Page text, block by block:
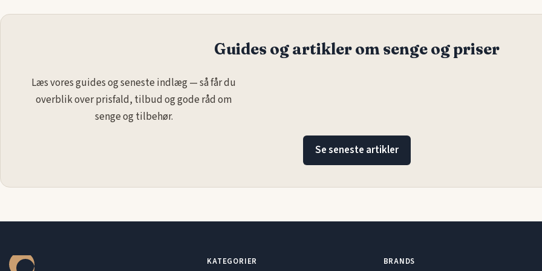
Guides og artikler om senge og priser
Læs vores guides og seneste indlæg — så får du
overblik over prisfald, tilbud og gode råd om
senge og tilbehør.
Se seneste artikler
KATEGORIER BRANDS